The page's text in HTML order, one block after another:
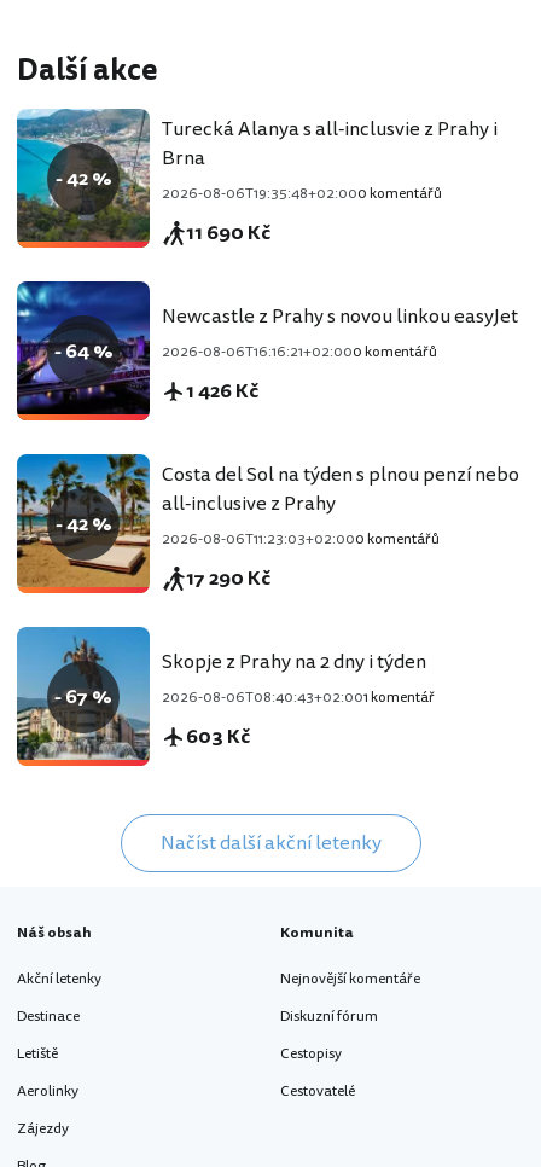
Další akce
- 42 %
Turecká Alanya s all-inclusvie z Prahy i
Brna
2026-08-06T19:35:48+02:000 komentářů
11 690 Kč
- 64 %
Newcastle z Prahy s novou linkou easyJet
2026-08-06T16:16:21+02:000 komentářů
1 426 Kč
- 42 %
Costa del Sol na týden s plnou penzí nebo
all-inclusive z Prahy
2026-08-06T11:23:03+02:000 komentářů
17 290 Kč
- 67 %
Skopje z Prahy na 2 dny i týden
2026-08-06T08:40:43+02:001 komentář
603 Kč
Načíst další akční letenky
Náš obsah
Akční letenky
Destinace
Letiště
Aerolinky
Zájezdy
Komunita
Nejnovější komentáře
Diskuzní fórum
Cestopisy
Cestovatelé